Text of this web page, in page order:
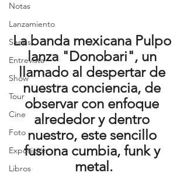
Notas
Lanzamiento
Series
Entrevista
Show
Tour
Cine
Foto
Exposición
Libros
La banda mexicana Pulpo
lanza "Donobari", un
llamado al despertar de
nuestra conciencia, de
observar con enfoque
alrededor y dentro
nuestro, este sencillo
fusiona cumbia, funk y
metal.